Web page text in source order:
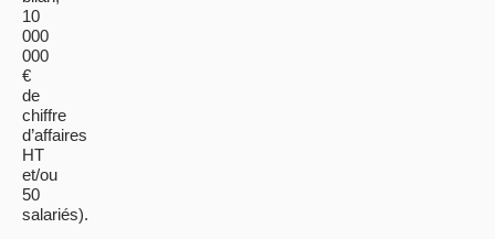
10
000
000
€
de
chiffre
d’affaires
HT
et/ou
50
salariés).